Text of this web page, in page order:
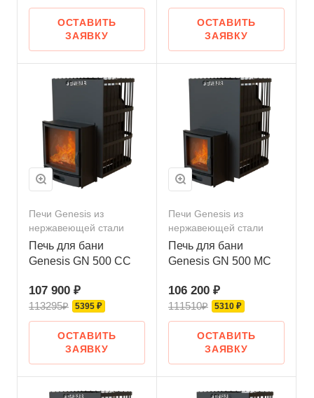
ОСТАВИТЬ
ЗАЯВКУ
ОСТАВИТЬ
ЗАЯВКУ
Печи Genesis из
нержавеющей стали
Печь для бани
Genesis GN 500 СС
107 900 ₽
113295₽ 5395 ₽
ОСТАВИТЬ
ЗАЯВКУ
Печи Genesis из
нержавеющей стали
Печь для бани
Genesis GN 500 МС
106 200 ₽
111510₽ 5310 ₽
ОСТАВИТЬ
ЗАЯВКУ